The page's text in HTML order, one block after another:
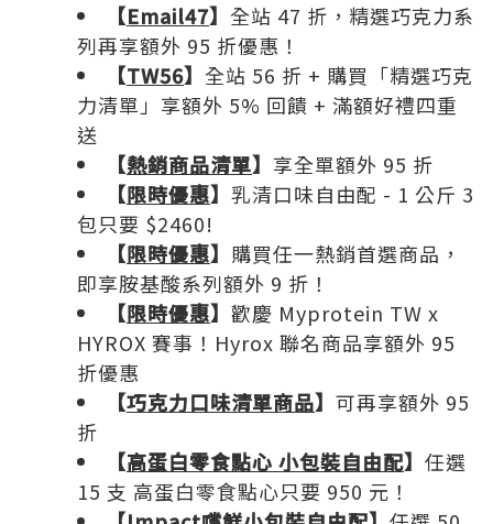
【Email47】 全站 47 折，精選巧克力系
列再享額外 95 折優惠！
【TW56】 全站 56 折 + 購買「精選巧克
力清單」享額外 5% 回饋 + 滿額好禮四重
送
【熱銷商品清單】 享全單額外 95 折
【限時優惠】 乳清口味自由配 - 1 公斤 3
包只要 $2460!
【限時優惠】 購買任一熱銷首選商品，
即享胺基酸系列額外 9 折！
【限時優惠】 歡慶 Myprotein TW x
HYROX 賽事！Hyrox 聯名商品享額外 95
折優惠
【巧克力口味清單商品】 可再享額外 95
折
【高蛋白零食點心 小包裝自由配】 任選
15 支 高蛋白零食點心只要 950 元！